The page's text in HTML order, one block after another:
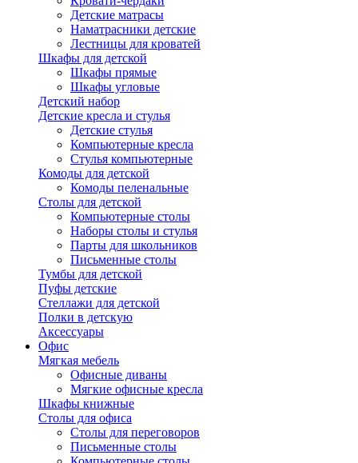
Детские матрасы
Наматрасники детские
Лестницы для кроватей
Шкафы для детской
Шкафы прямые
Шкафы угловые
Детский набор
Детские кресла и стулья
Детские стулья
Компьютерные кресла
Стулья компьютерные
Комоды для детской
Комоды пеленальные
Столы для детской
Компьютерные столы
Наборы столы и стулья
Парты для школьников
Письменные столы
Тумбы для детской
Пуфы детские
Стеллажи для детской
Полки в детскую
Аксессуары
Офис
Мягкая мебель
Офисные диваны
Мягкие офисные кресла
Шкафы книжные
Столы для офиса
Столы для переговоров
Письменные столы